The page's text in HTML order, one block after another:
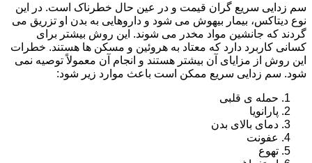
سم زدایی سریع گران قیمت و در عین حال خطرناک است. در این
نوع دیتاکس، بیمار بیهوش می شود و داروهایی به بدن او تزریق می
گردند که جانشین مواد مخدر می شوند. این روش بیشتر برای
کسانی کاربرد دارد که معتاد به هروئین و مسکن ها هستند. خطرات
این روش از مزایای آن بیشتر هستند و انجام آن معمولاً توصیه نمی
شود. سم زدایی سریع ممکن است باعث موارد زیر شود:
حمله ی قلبی
پارانویا
دمای بالای بدن
عفونت
تهوع